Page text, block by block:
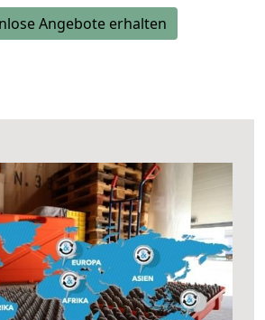
Angebote erhalten